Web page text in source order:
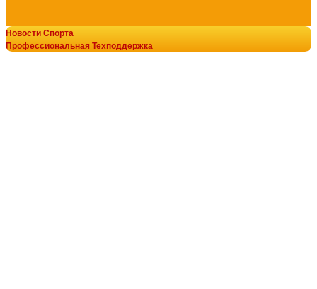
Кресло вибромассажное Angioletto с подъемным пуфом
30 900 руб.
Новости Спорта
Профессиональная Техподдержка